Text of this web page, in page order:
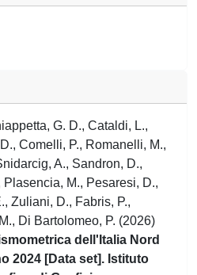
G. D., Cataldi, L.,
Comelli, P., Romanelli, M.,
A., Sandron, D.,
Plasencia, M., Pesaresi, D.,
Zuliani, D., Fabris, P.,
Di Bartolomeo, P. (2026)
dell'Italia Nord
2024 [Data set]. Istituto